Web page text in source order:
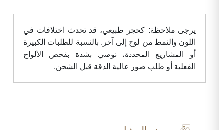
يرجى ملاحظة: كحجر طبيعي، قد تحدث اختلافات في
اللون والنمط من لوح إلى آخر. بالنسبة للطلبات الكبيرة
أو المشاريع المحددة، نوصي بشدة بفحص الألواح
الفعلية أو طلب صور عالية الدقة قبل الشحن.